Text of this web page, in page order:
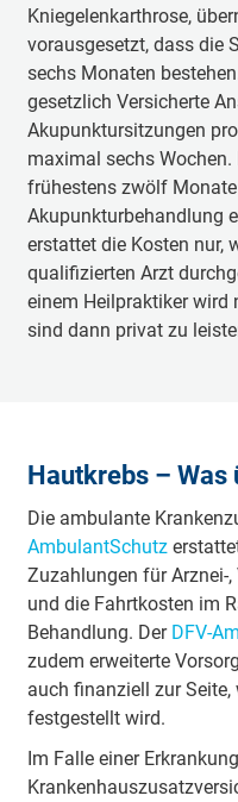
Kniegelenkarthrose,
vorausgesetzt, dass die
sechs Monaten
gesetzlich Versicherte
Akupunktursitzungen
maximal sechs
frühestens zwölf
Akupunkturbehandlung
erstattet die Kosten nur,
qualifizierten Arzt
einem Heilpraktiker wird
sind dann privat zu
Hautkrebs – Was
Die ambulante
AmbulantSchutz
Zuzahlungen für Arznei-
und die Fahrtkosten im
Behandlung. Der DFV-
zudem erweiterte
auch finanziell zur
festgestellt wird.
Im Falle einer